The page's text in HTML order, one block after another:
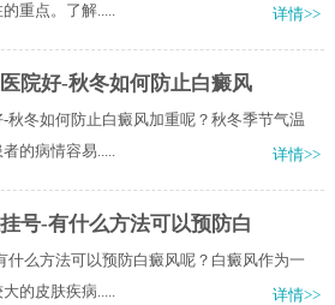
重点。了解.....
详情>>
院好-秋冬如何防止白癜风
秋冬如何防止白癜风加重呢？秋冬季节气温
的病情容易.....
详情>>
号-有什么方法可以预防白
什么方法可以预防白癜风呢？白癜风作为一
的皮肤疾病.....
详情>>